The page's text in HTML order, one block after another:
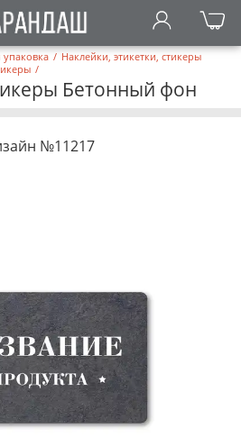
упаковка / Наклейки, этикетки, стикеры
/
Бетонный фон
№11217